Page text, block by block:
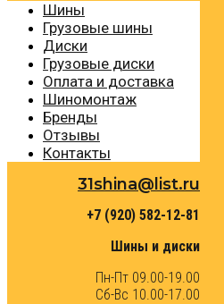
Шины
Грузовые шины
Диски
Грузовые диски
Оплата и доставка
Шиномонтаж
Бренды
Отзывы
Контакты
31shina@list.ru
+7 (920) 582-12-81
Шины и диски
Пн-Пт 09.00-19.00
Сб-Вс 10.00-17.00